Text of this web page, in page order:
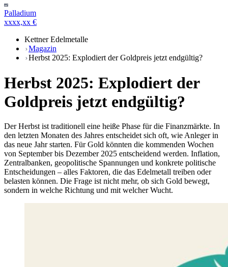
Palladium
xxxx,xx €
Kettner Edelmetalle
Magazin
Herbst 2025: Explodiert der Goldpreis jetzt endgültig?
Herbst 2025: Explodiert der
Goldpreis jetzt endgültig?
Der Herbst ist traditionell eine heiße Phase für die Finanzmärkte. In
den letzten Monaten des Jahres entscheidet sich oft, wie Anleger in
das neue Jahr starten. Für Gold könnten die kommenden Wochen
von September bis Dezember 2025 entscheidend werden. Inflation,
Zentralbanken, geopolitische Spannungen und konkrete politische
Entscheidungen – alles Faktoren, die das Edelmetall treiben oder
belasten können. Die Frage ist nicht mehr, ob sich Gold bewegt,
sondern in welche Richtung und mit welcher Wucht.